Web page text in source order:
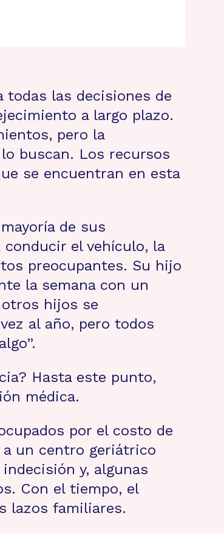
las decisiones de
a largo plazo.
pero la
buscan. Los recursos
se encuentran en esta
de sus
el vehículo, la
preocupantes. Su hijo
la semana con un
hijos se
al año, pero todos
Hasta este punto,
médica.
por el costo de
a un centro geriátrico
y, algunas
Con el tiempo, el
lazos familiares.